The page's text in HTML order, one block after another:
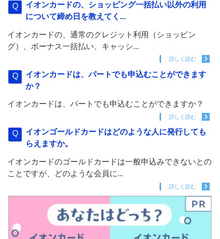
イオンカードの、ショッピング一括払い以外の利用
について締め日を教えてく...
イオンカードの、通常のクレジット利用（ショッピン
グ）、ボーナス一括払い、キャッシ...
詳しく読む
イオンカードは、パートでも申込むことができます
か？
イオンカードは、パートでも申込むことができますか？
詳しく読む
イオンゴールドカードはどのような人に発行しても
らえますか。
イオンカードのゴールドカードは一般申込みできないとの
ことですが、どのような会員に...
詳しく読む